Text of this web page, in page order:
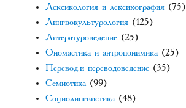
Лексикология и лексикография (75)
Лингвокультурология (125)
Литературоведение (25)
Ономастика и антропонимика (25)
Перевод и переводоведение (35)
Семиотика (99)
Социолингвистика (48)